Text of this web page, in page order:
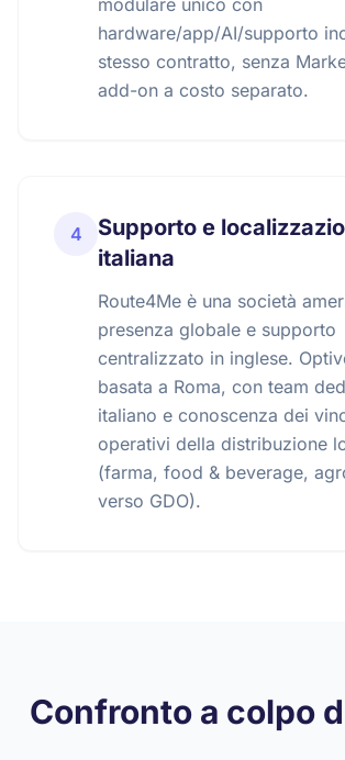
modulare unico con
hardware/app/AI/supporto
stesso contratto, senza
add-on a costo separato.
4
Supporto e
italiana
Route4Me è una società
presenza globale e supporto
centralizzato in inglese.
basata a Roma, con team
italiano e conoscenza dei
operativi della distribuzione
(farma, food & beverage,
verso GDO).
Confronto a colpo